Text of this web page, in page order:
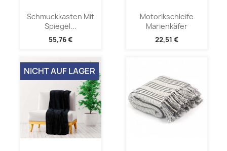
Schmuckkasten Mit
Spiegel...
55,76 €
Motorikschleife
Marienkäfer
22,51 €
NICHT AUF LAGER